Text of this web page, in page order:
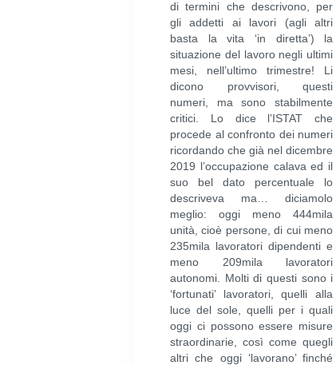
di termini che descrivono, per
gli addetti ai lavori (agli altri
basta la vita ‘in diretta’) la
situazione del lavoro negli ultimi
mesi, nell’ultimo trimestre! Li
dicono provvisori, questi
numeri, ma sono stabilmente
critici. Lo dice l’ISTAT che
procede al confronto dei numeri
ricordando che già nel dicembre
2019 l’occupazione calava ed il
suo bel dato percentuale lo
descriveva ma… diciamolo
meglio: oggi meno 444mila
unità, cioè persone, di cui meno
235mila lavoratori dipendenti e
meno 209mila lavoratori
autonomi. Molti di questi sono i
‘fortunati’ lavoratori, quelli alla
luce del sole, quelli per i quali
oggi ci possono essere misure
straordinarie, così come quegli
altri che oggi ‘lavorano’ finché